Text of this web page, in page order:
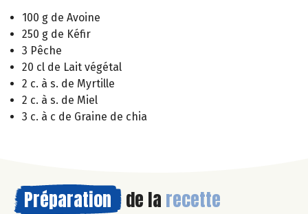
100 g de Avoine
250 g de Kéfir
3 Pêche
20 cl de Lait végétal
2 c. à s. de Myrtille
2 c. à s. de Miel
3 c. à c de Graine de chia
Préparation de la recette